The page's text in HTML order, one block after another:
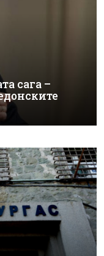
сага –